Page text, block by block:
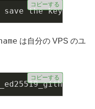
the key (
コピーする
は自分の VPS のユ
コピーする